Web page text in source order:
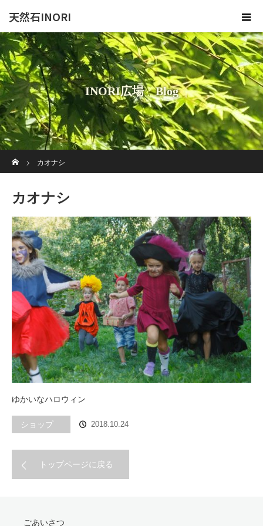
天然石INORI
INORI広場 Blog
カオナシ
カオナシ
ゆかいなハロウィン
ショップ 2018.10.24
トップページに戻る
ごあいさつ